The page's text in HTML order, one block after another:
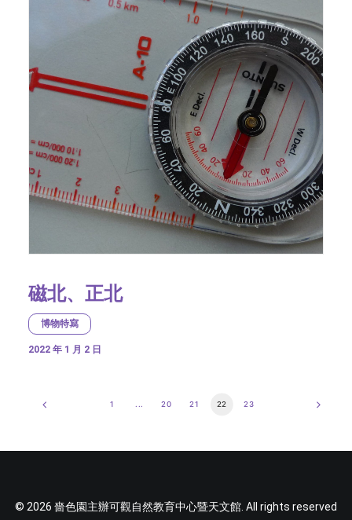
磁北、正北
博物特寫
2022 年 1 月 2 日
1 ... 20 21 22 23
© 2026 嗇色園主辦可觀自然教育中心暨天文館. All rights reserved